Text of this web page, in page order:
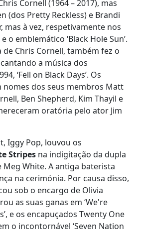
Cornell (1964 – 2017), mas
(dos Pretty Reckless) e Brandi
mas à vez, respetivamente nos
e o emblemático ‘Black Hole Sun’.
de Chris Cornell, também fez o
a música dos
‘Fell on Black Days’. Os
nomes dos seus membros Matt
Ben Shepherd, Kim Thayil e
oratória pelo ator Jim
Iggy Pop, louvou os
Stripes na indigitação da dupla
Meg White. A antiga baterista
na cerimónia. Por causa disso,
sob o encargo de Olivia
as suas ganas em ‘We're
e os encapuçados Twenty One
o incontornável ‘Seven Nation